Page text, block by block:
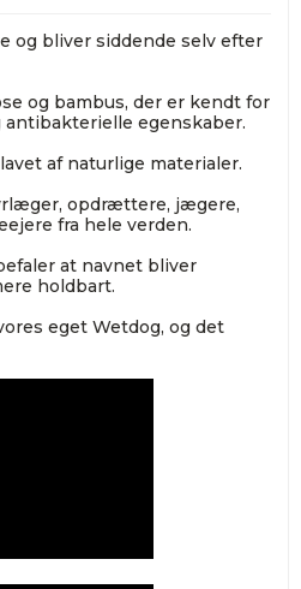
og bliver siddende selv efter
og bambus, der er kendt for
egenskaber.
af naturlige materialer.
opdrættere, jægere,
fra hele verden.
at navnet bliver
holdbart.
eget Wetdog, og det